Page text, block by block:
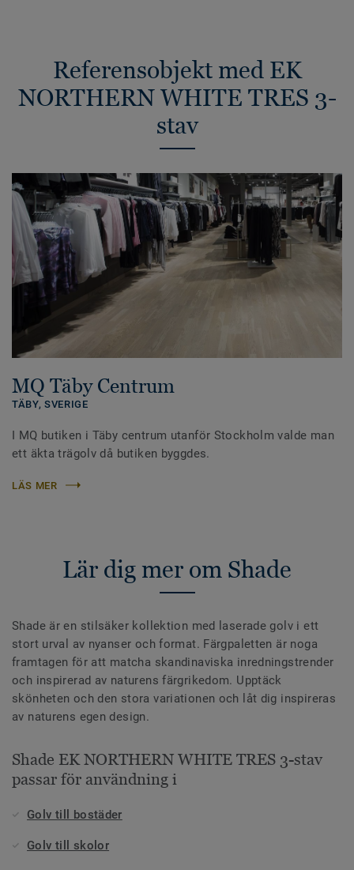
Referensobjekt med EK
NORTHERN WHITE TRES 3-
stav
MQ Täby Centrum
TÄBY, SVERIGE
I MQ butiken i Täby centrum utanför Stockholm valde man
ett äkta trägolv då butiken byggdes.
LÄS MER
Lär dig mer om Shade
Shade är en stilsäker kollektion med laserade golv i ett
stort urval av nyanser och format. Färgpaletten är noga
framtagen för att matcha skandinaviska inredningstrender
och inspirerad av naturens färgrikedom. Upptäck
skönheten och den stora variationen och låt dig inspireras
av naturens egen design.
Shade EK NORTHERN WHITE TRES 3-stav
passar för användning i
Golv till bostäder
Golv till skolor